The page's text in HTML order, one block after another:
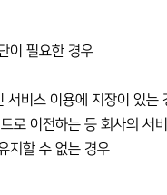
이 필요한 경우
비스 이용에 지장이 있는
이전하는 등 회사의 서
지할 수 없는 경우